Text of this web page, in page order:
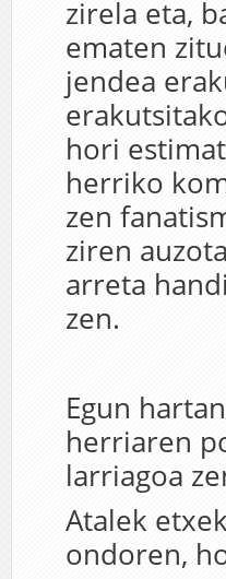
zirela eta,
ematen
jendea
hori
herriko
zen
ziren
arreta
zen.
Egun
herriaren
larriagoa
Atalek
ondoren,